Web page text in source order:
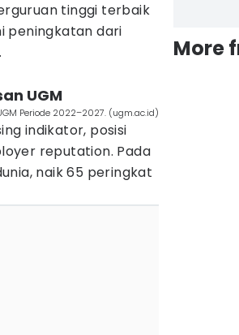
tinggi terbaik
peningkatan dari
UGM
Periode 2022–2027. (ugm.ac.id)
indikator, posisi
reputation. Pada
naik 65 peringkat
More